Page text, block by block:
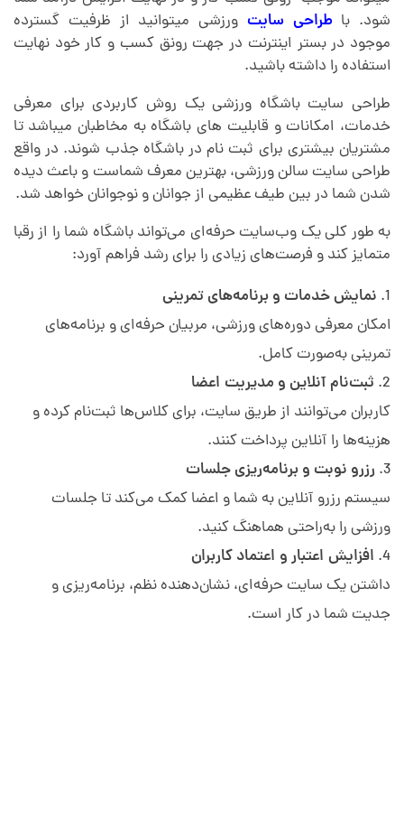
ه
و
ر
ز
ش
ی
شود. باطراحی سایت ورزشی میتوانید از ظرفیت گسترده
موجود در بستر اینترنت در جهت رونق کسب و کار خود نهایت
استفاده را داشته باشید.
طراحی سایت باشگاه ورزشی یک روش کاربردی برای معرفی
خدمات، امکانات و قابلیت های باشگاه به مخاطبان میباشد تا
مشتریان بیشتری برای ثبت نام در باشگاه جذب شوند. در واقع
طراحی سایت سالن ورزشی، بهترین معرف شماست و باعث دیده
شدن شما در بین طیف عظیمی از جوانان و نوجوانان خواهد شد.
به طور کلی یک وب‌سایت حرفه‌ای می‌تواند باشگاه شما را از رقبا
متمایز کند و فرصت‌های زیادی را برای رشد فراهم آورد:
نمایش خدمات و برنامه‌های تمرینی
امکان معرفی دوره‌های ورزشی، مربیان حرفه‌ای و برنامه‌های
تمرینی به‌صورت کامل.
ثبت‌نام آنلاین و مدیریت اعضا
کاربران می‌توانند از طریق سایت، برای کلاس‌ها ثبت‌نام کرده و
هزینه‌ها را آنلاین پرداخت کنند.
رزرو نوبت و برنامه‌ریزی جلسات
سیستم رزرو آنلاین به شما و اعضا کمک می‌کند تا جلسات
ورزشی را به‌راحتی هماهنگ کنید.
افزایش اعتبار و اعتماد کاربران
داشتن یک سایت حرفه‌ای، نشان‌دهنده نظم، برنامه‌ریزی و
جدیت شما در کار است.